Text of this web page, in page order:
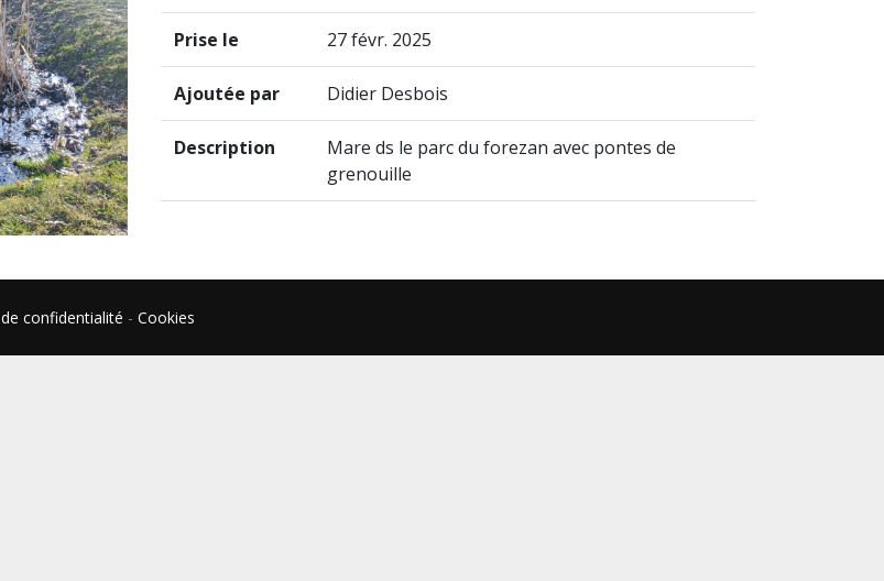
Prise le 27 févr. 2025
Ajoutée par Didier Desbois
Description
Mare ds le parc du forezan avec pontes de
grenouille
confidentialité - Cookies